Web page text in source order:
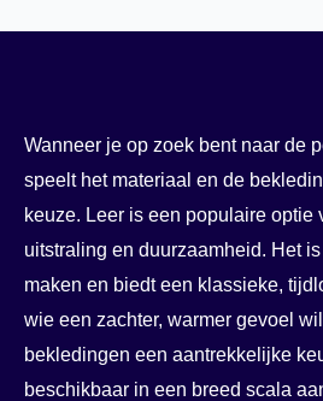
Wanneer je op zoek bent naar de
speelt het materiaal en de
keuze. Leer is een populaire optie
uitstraling en duurzaamheid. Het
maken en biedt een klassieke,
wie een zachter, warmer gevoel
bekledingen een aantrekkelijke
beschikbaar in een breed scala